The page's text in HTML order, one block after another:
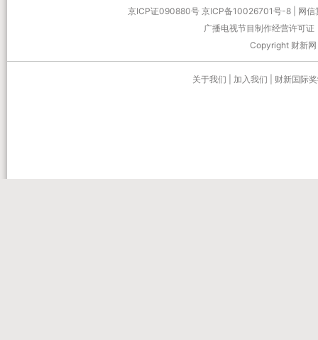
京ICP证090880号 京ICP备10026701号-8
网
广播电视节目制作经营许可
Copyright 财新
关于我们 加入我们 财新国际